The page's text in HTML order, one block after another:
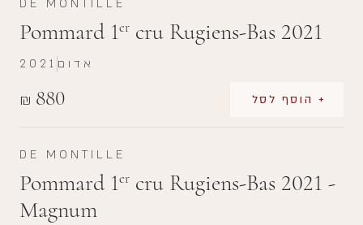
DE MONTILLE
Pommard 1er cru Rugiens-Bas 2021
₪ 880 + הוסף לסל
2021 אדום
DE MONTILLE
Pommard 1er cru Rugiens-Bas 2021 -
Magnum